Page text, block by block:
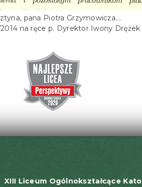
pana Piotra Grzymowicza.…
na ręce p. Dyrektor Iwony
XIII Liceum Ogólnokształcące